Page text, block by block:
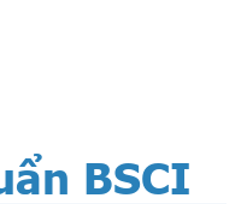
BSCI